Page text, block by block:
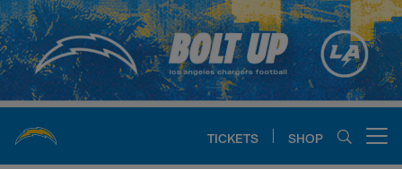
Skip
to
main
content
TICKETS SHOP